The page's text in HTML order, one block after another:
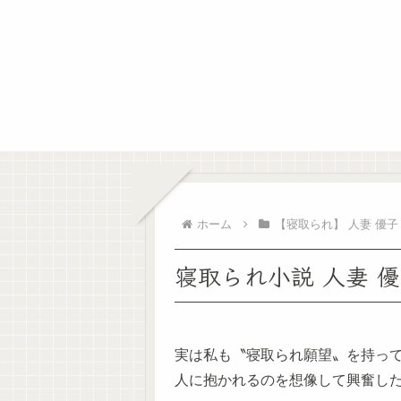
ホーム 【寝取られ】 人妻 優
寝取られ小説 人妻
実は私も〝寝取られ願望〟を持っ
人に抱かれるのを想像して興奮し